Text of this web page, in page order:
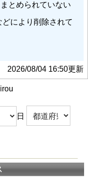
とめられていない
により削除されて
2026/08/04 16:50更新
日